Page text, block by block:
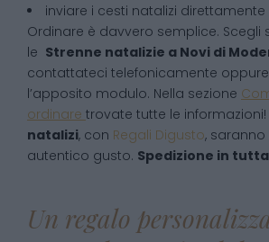
inviare i cesti natalizi
Ordinare è davvero semplice. Scegli
le Strenne natalizie a Novi di
contattateci telefonicamente
l’apposito modulo. Nella sezione
ordinare trovate tutte le informazioni!
natalizi, con Regali Digusto,
autentico gusto. Spedizione in
Un regalo